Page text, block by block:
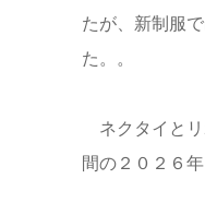
たが、新制服
た。。
ネクタイとリ
間の２０２６